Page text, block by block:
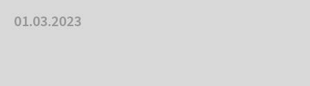
01.03.2023